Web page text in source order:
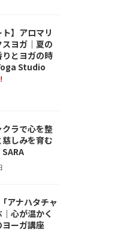
ト】アロマリ
ヨガ｜夏の
とヨガの時
Studio
ラで心を整
しみを育む
アナハタチャ
心が温かく
ーガ講座